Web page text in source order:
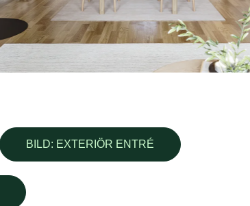
BILD: EXTERIÖR ENTRÉ